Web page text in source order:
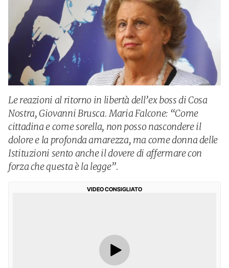
Le reazioni al ritorno in libertà dell’ex boss di Cosa
Nostra, Giovanni Brusca. Maria Falcone: “Come
cittadina e come sorella, non posso nascondere il
dolore e la profonda amarezza, ma come donna delle
Istituzioni sento anche il dovere di affermare con
forza che questa è la legge”.
VIDEO CONSIGLIATO